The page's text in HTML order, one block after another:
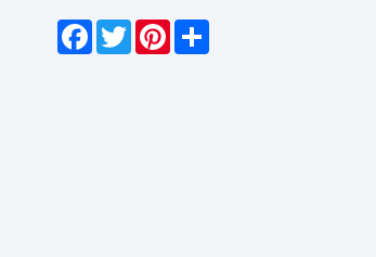
Facebook
Twitter
Pinterest
Share